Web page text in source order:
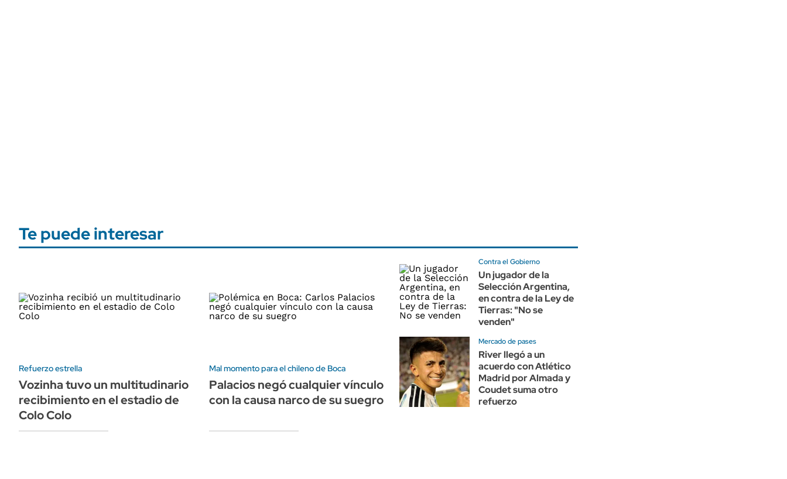
Te puede interesar
Refuerzo estrella
Vozinha tuvo un multitudinario
recibimiento en el estadio de
Colo Colo
Mal momento para el chileno de Boca
Palacios negó cualquier vínculo
con la causa narco de su suegro
Contra el Gobierno
Un jugador de la
Selección Argentina,
en contra de la Ley de
Tierras: "No se
venden"
Mercado de pases
River llegó a un
acuerdo con Atlético
Madrid por Almada y
Coudet suma otro
refuerzo